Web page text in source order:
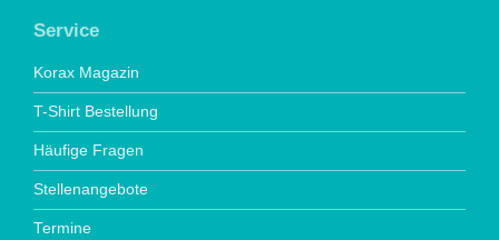
Service
Korax Magazin
T-Shirt Bestellung
Häufige Fragen
Stellenangebote
Termine